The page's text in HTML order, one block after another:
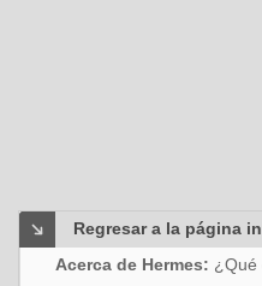
Regresar a la página
Acerca de Hermes: ¿Qué